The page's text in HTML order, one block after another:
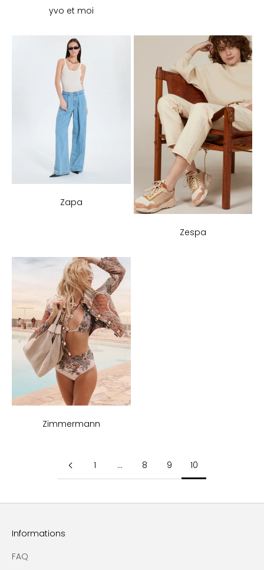
yvo et moi
Zapa
Zespa
Zimmermann
1 … 8 9 10
Informations
FAQ